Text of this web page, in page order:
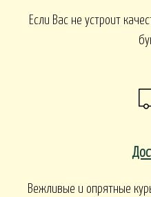
Если Вас не устроит
Вежливые и опрятные